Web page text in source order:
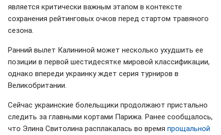
является критически важным этапом в контексте
сохранения рейтинговых очков перед стартом травяного
сезона.
Ранний вылет Калининой может несколько ухудшить ее
позиции в первой шестидесятке мировой классификации,
однако впереди украинку ждет серия турниров в
Великобритании.
Сейчас украинские болельщики продолжают пристально
следить за главными кортами Парижа. Ранее сообщалось,
что Элина Свитолина расплакалась во время прощальной